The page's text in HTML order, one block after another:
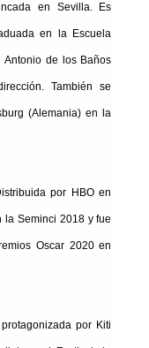
en Sevilla. Es
en la Escuela
Antonio de los Baños
También se
(Alemania) en la
por HBO en
la Seminci 2018 y fue
Oscar 2020 en
por Kiti